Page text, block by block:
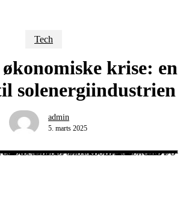
Tech
krise: en
solenergiindustrien
admin
5. marts 2025